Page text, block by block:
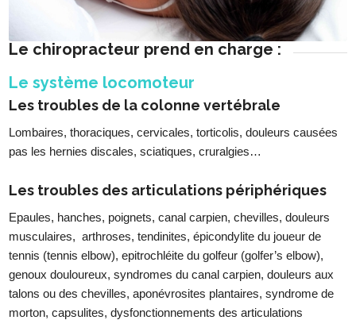
Le chiropracteur prend en charge :
Le système locomoteur
Les troubles de la colonne vertébrale
Lombaires, thoraciques, cervicales, torticolis, douleurs causées
pas les hernies discales, sciatiques, cruralgies…
Les troubles des articulations périphériques
Epaules, hanches, poignets, canal carpien, chevilles, douleurs
musculaires, arthroses, tendinites, épicondylite du joueur de
tennis (tennis elbow), epitrochléite du golfeur (golfer’s elbow),
genoux douloureux, syndromes du canal carpien, douleurs aux
talons ou des chevilles, aponévrosites plantaires, syndrome de
morton, capsulites, dysfonctionnements des articulations